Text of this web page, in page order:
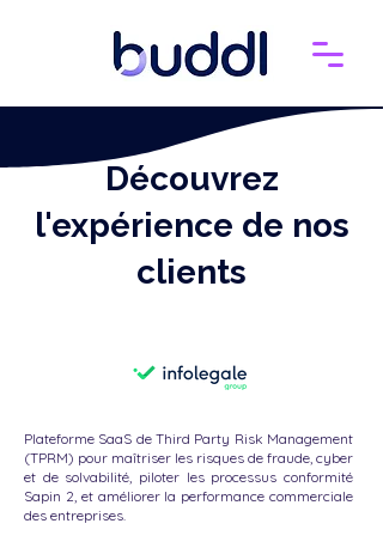
Découvrez
l'expérience de nos
clients
Plateforme SaaS de Third Party Risk Management
(TPRM) pour maîtriser les risques de fraude, cyber
et de solvabilité, piloter les processus conformité
Sapin 2, et améliorer la performance commerciale
des entreprises.